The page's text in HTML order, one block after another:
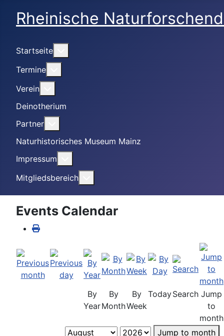
Rheinische
Startseite
Termine
Verein
Deinotherium
Partner
Naturhistorisches Museum Mainz
Impressum
Mitgliedsbereich
Events Calendar
By
Year
By
Month
By
Week
TodaySearch Jump
to
month
Jump to month